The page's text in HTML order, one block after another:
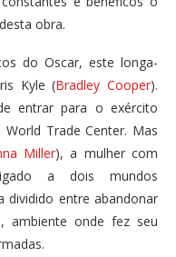
obra.
do Oscar, este longa-
Kyle (Bradley Cooper).
entrar para o exército
Trade Center. Mas
Miller), a mulher com
a dois mundos
dividido entre abandonar
ambiente onde fez seu